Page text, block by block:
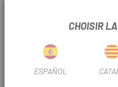
Le Megamo Track est
qualité qui garantissent
conçu pour résister aux
performances fiables dans
CHOISIR
ESPAÑOL